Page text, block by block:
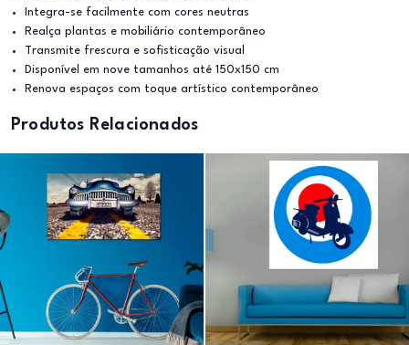
Integra-se facilmente com cores neutras
Realça plantas e mobiliário contemporâneo
Transmite frescura e sofisticação visual
Disponível em nove tamanhos até 150x150 cm
Renova espaços com toque artístico contemporâneo
Produtos Relacionados